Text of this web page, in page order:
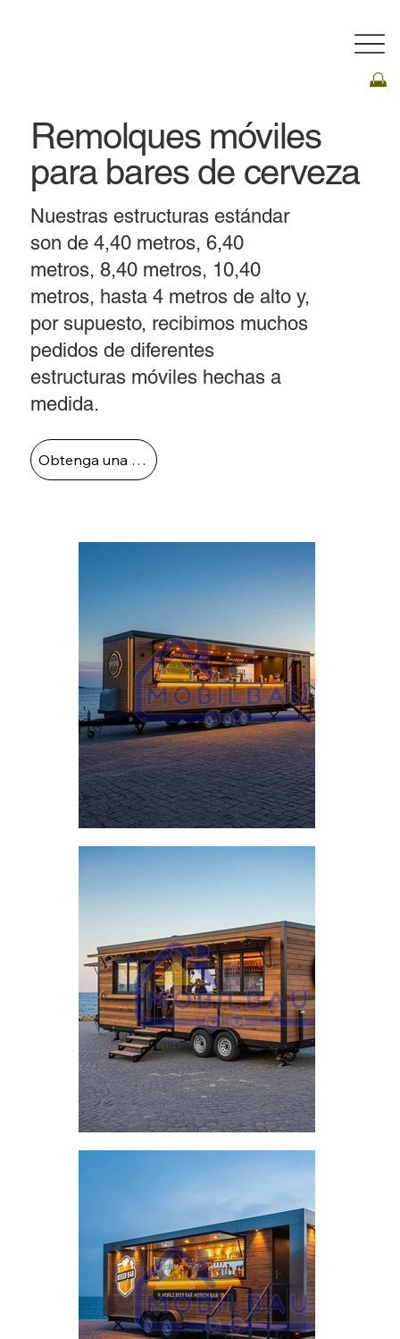
Nuestras estructuras estándar
son de 4,40 metros, 6,40
metros, 8,40 metros, 10,40
metros, hasta 4 metros de alto y,
por supuesto, recibimos muchos
pedidos de diferentes
estructuras móviles hechas a
medida.
Remolques móviles
para bares de cerveza
Obtenga una cotización